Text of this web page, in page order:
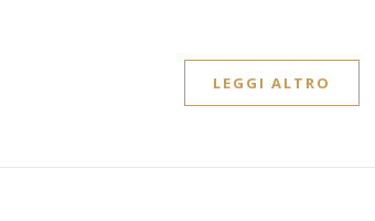
LEGGI ALTRO